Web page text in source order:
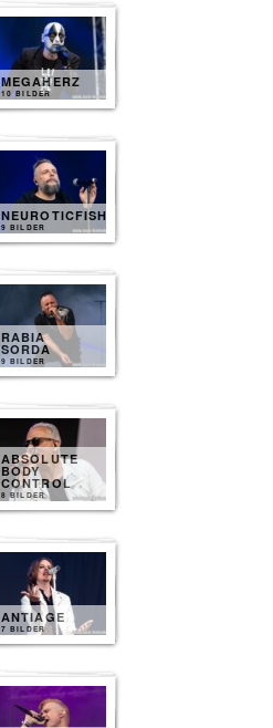
MEGAHERZ
10 BILDER
NEUROTICFISH
9 BILDER
RABIA
SORDA
9 BILDER
ABSOLUTE
BODY
CONTROL
8 BILDER
ANTIAGE
7 BILDER